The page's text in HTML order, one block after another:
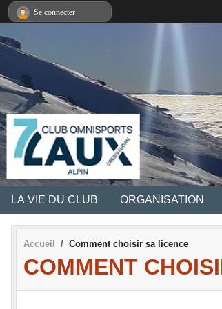
LA VIE DU CLUB ORGANISATION
Accueil Comment choisir sa licence
COMMENT
Se connecter
Panneau de gestion des cookies